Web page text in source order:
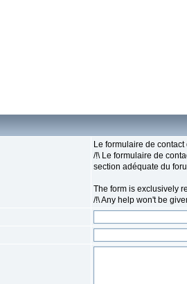
Le formulaire de
/!\ Le formulaire de
section adéquate du
The form is exclusively
/!\ Any help won't be